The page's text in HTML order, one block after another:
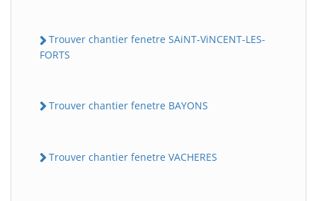
Trouver chantier fenetre SAiNT-ViNCENT-LES-
FORTS
Trouver chantier fenetre BAYONS
Trouver chantier fenetre VACHERES